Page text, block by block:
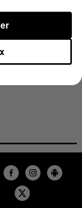
sous les
28e). Réduits à
Radrada sur
ont ensuite payé